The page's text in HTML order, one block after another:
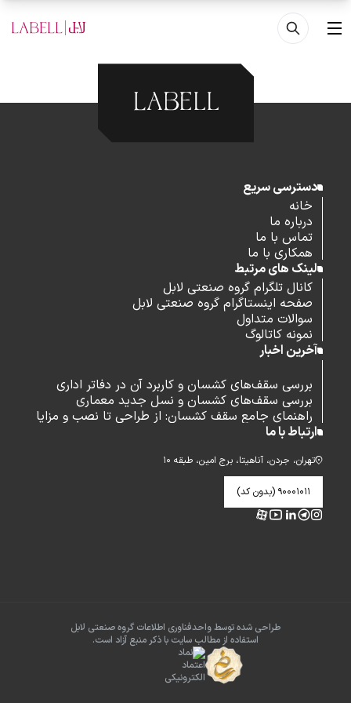
رفتن به محتوای اصلی
منو
دسترسی سریع
خانه
درباره ما
تماس با ما
همکاری با ما
لینک های مرتبط
کانال تلگرام گروه صنعتی لابل
صفحه اینستاگرام گروه صنعتی لابل
سوالات متداول
نمونه کاتالوگ
آخرین اخبار
بررسی سقف‌های کشسان و کاربرد آن در دفاتر اداری
بررسی سقف‌های کشسان و نسل جدید معماری
راهنمای جامع سقف کشسان: از طراحی تا نصب و مزایا
ارتباط با ما
تهران، جردن، آناهیتا، برج امین، طبقه ۱۰
۹۰۰۰۱۰۱۱ (بدون کد)
طراحی شده توسط واحدفناوری اطلاعات گروه صنعتی لابل
استفاده از مطالب سایت با ذکر منبع آزاد است.